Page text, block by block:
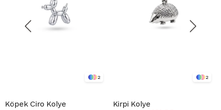
2
Köpek Ciro Kolye
2
Kirpi Kolye